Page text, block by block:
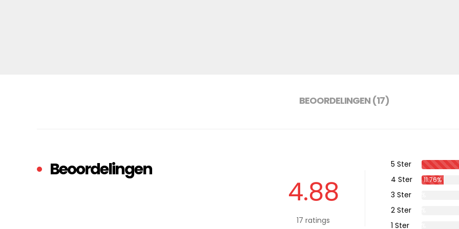
BEOORDELINGEN (17)
Beoordelingen
4.88
17 ratings 1 Ster
2 Ster
3 Ster
4 Ster 11.76%
5 Ster